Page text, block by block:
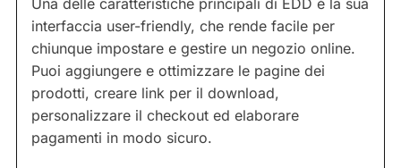
Una delle caratteristiche principali di EDD è la sua
interfaccia user-friendly, che rende facile per
chiunque impostare e gestire un negozio online.
Puoi aggiungere e ottimizzare le pagine dei
prodotti, creare link per il download,
personalizzare il checkout ed elaborare
pagamenti in modo sicuro.